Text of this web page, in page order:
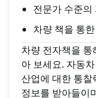
전문가 수준의
차량 책을 통
차량 전자책을
아 보세요. 자동
산업에 대한 통찰
정보를 받아들이